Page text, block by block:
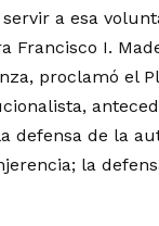
a esa
Francisco I.
proclamó el
defensa de la
la